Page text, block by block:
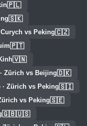
🇵🇱
🇸🇰
🇨🇿
Curych vs Peking
🇵🇹
🇻🇳
🇩🇰
Zürich vs Beijing
🇸🇮
· Zürich vs Peking
🇸🇪
vs Peking
🇬🇧🇺🇸